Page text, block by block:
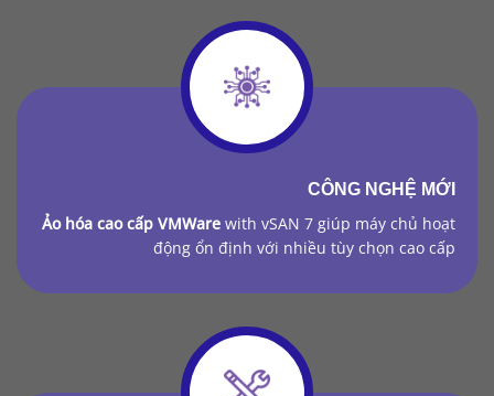
CÔNG NGHỆ MỚI
Ảo hóa cao cấp VMWare with vSAN 7 giúp máy chủ hoạt
động ổn định với nhiều tùy chọn cao cấp